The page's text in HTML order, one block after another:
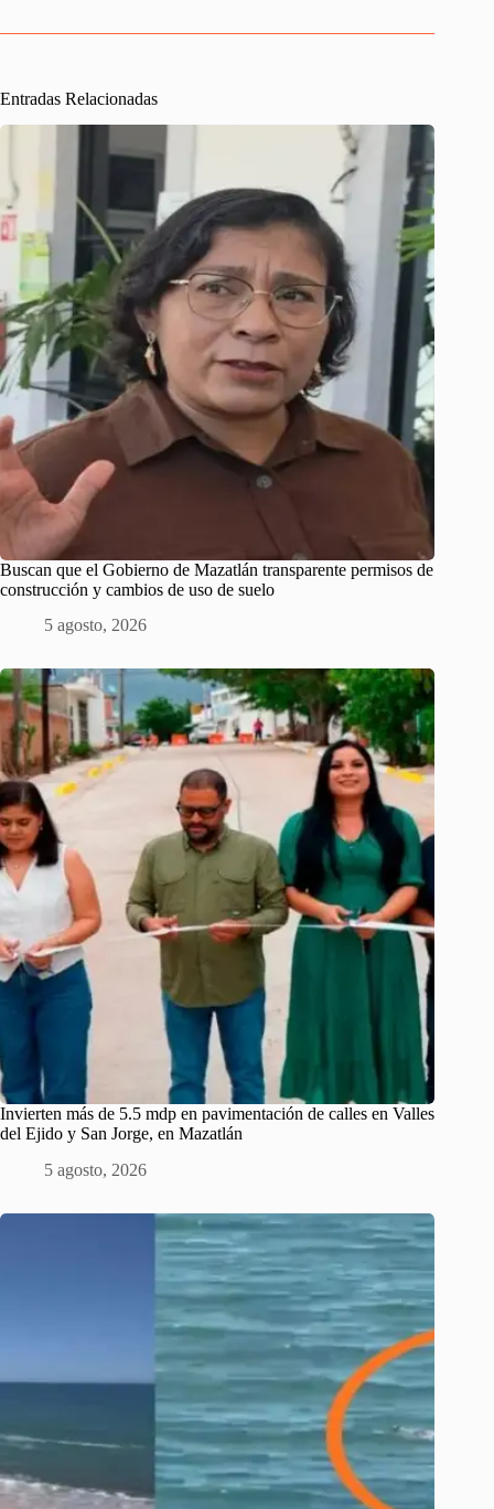
Entradas Relacionadas
Buscan que el Gobierno de Mazatlán transparente permisos de
construcción y cambios de uso de suelo
5 agosto, 2026
Invierten más de 5.5 mdp en pavimentación de calles en Valles
del Ejido y San Jorge, en Mazatlán
5 agosto, 2026